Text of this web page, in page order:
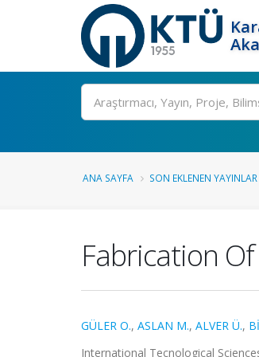
Ara
ANA SAYFA SON EKLENEN YAYINLAR
Fabrication
GÜLER O., ASLAN M., ALVER Ü.,
International Tecnological